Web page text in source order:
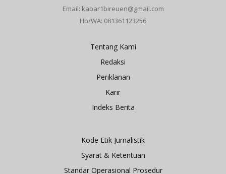
Email: kabar1bireuen@gmail.com
Hp/WA: 081361123256
Tentang Kami
Redaksi
Periklanan
Karir
Indeks Berita
Kode Etik Jurnalistik
Syarat & Ketentuan
Standar Operasional Prosedur